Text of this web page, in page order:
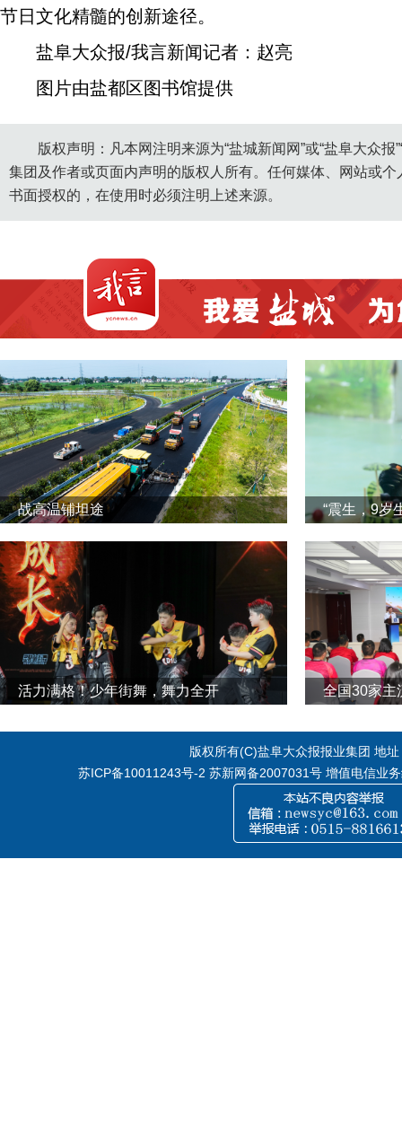
节日文化精髓的创新途径。
盐阜大众报/我言新闻记者：赵亮
图片由盐都区图书馆提供
版权声明：凡本网注明来源为“盐城新闻网”或“盐阜大众
集团及作者或页面内声明的版权人所有。任何媒体、网站或
书面授权的，在使用时必须注明上述来源。
战高温铺坦途 “震生，9岁
活力满格！少年街舞，舞力全开 全国30家主
版权所有(C)盐阜大众报报业集团 地
苏ICP备10011243号-2 苏新网备2007031号 增值电信业